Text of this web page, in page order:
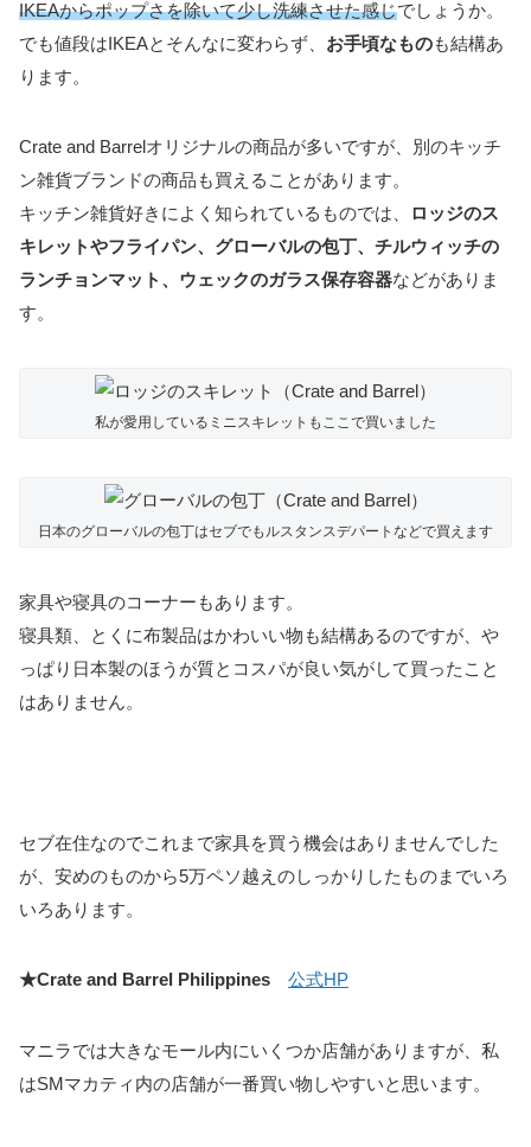
IKEAからポップさを除いて少し洗練させた感じでしょうか。
でも値段はIKEAとそんなに変わらず、 お手頃なものも結構あ
ります。
Crate and Barrelオリジナルの商品が多いですが、別のキッチ
ン雑貨ブランドの商品も買えることがあります。
キッチン雑貨好きによく知られているものでは、
ロッジのス
キレットやフライパン、グローバルの包丁、チルウィッチの
ランチョンマット、ウェックのガラス保存容器などがありま
す。
私が愛用しているミニスキレットもここで買いました
日本のグローバルの包丁はセブでもルスタンスデパートなどで買えます
家具や寝具のコーナーもあります。
寝具類、とくに布製品はかわいい物も結構あるのですが、や
っぱり日本製のほうが質とコスパが良い気がして買ったこと
はありません。
セブ在住なのでこれまで家具を買う機会はありませんでした
が、安めのものから5万ペソ越えのしっかりしたものまでいろ
いろあります。
★Crate and Barrel Philippines 公式HP
マニラでは大きなモール内にいくつか店舗がありますが、私
はSMマカティ内の店舗が一番買い物しやすいと思います。